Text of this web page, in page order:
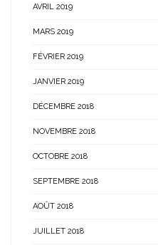
AVRIL 2019
MARS 2019
FÉVRIER 2019
JANVIER 2019
DÉCEMBRE 2018
NOVEMBRE 2018
OCTOBRE 2018
SEPTEMBRE 2018
AOÛT 2018
JUILLET 2018